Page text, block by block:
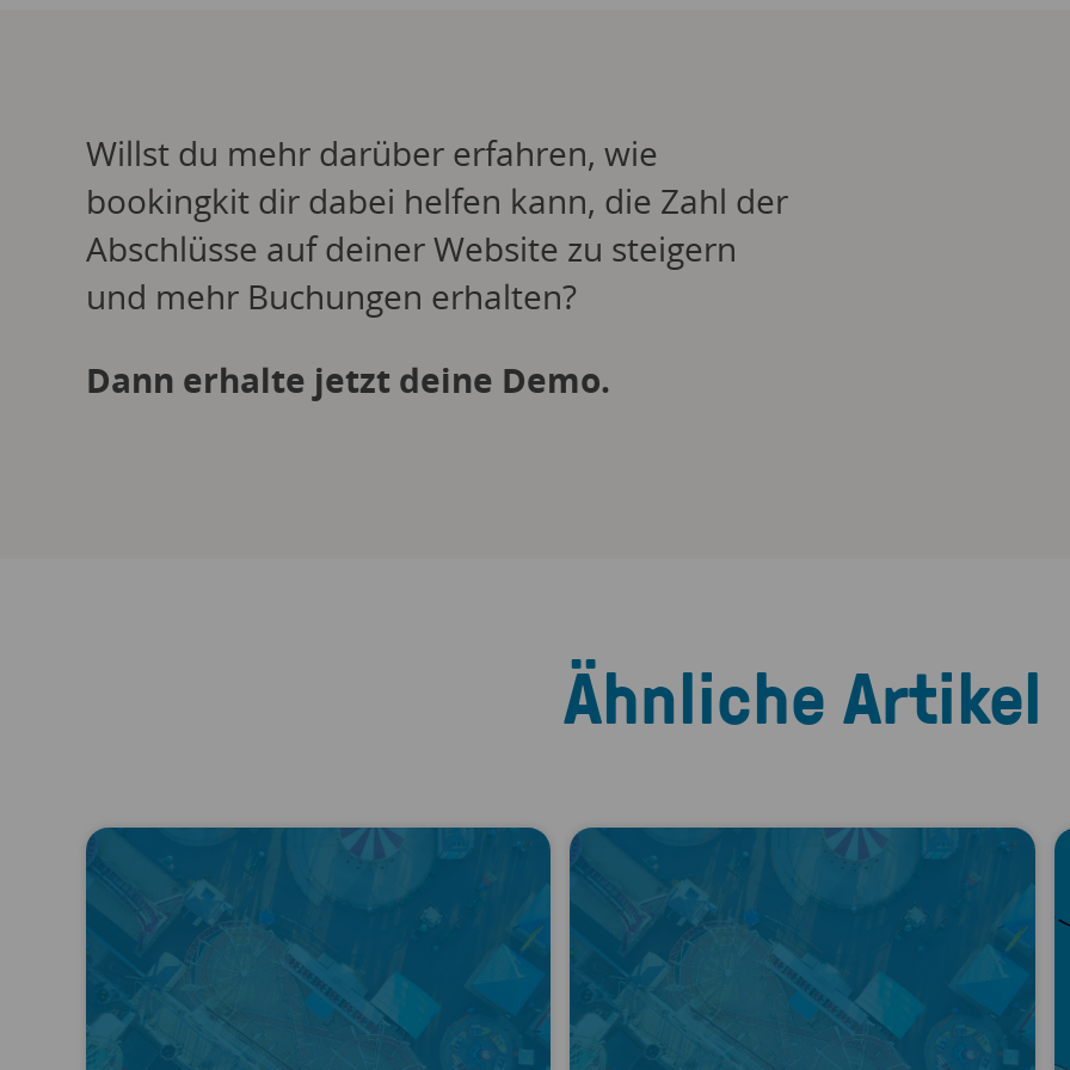
Willst du mehr darüber erfahren, wie
bookingkit dir dabei helfen kann, die Zahl der
Abschlüsse auf deiner Website zu steigern
und mehr Buchungen erhalten?
Dann erhalte jetzt deine Demo.
Ähnliche Artikel